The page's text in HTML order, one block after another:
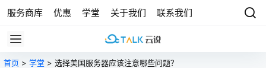
服务商库 优惠 学堂 关于我们 联系我们
首页 > 学堂 > 选择美国服务器应该注意哪些问题？